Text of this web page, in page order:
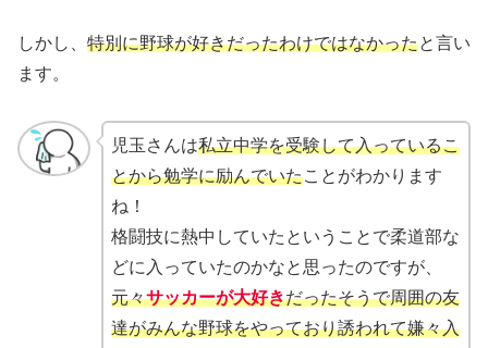
しかし、 特別に野球が好きだったわけではなかったと言い
ます。
児玉さんは私立中学を受験して入っているこ
とから勉学に励んでいたことがわかります
ね！
格闘技に熱中していたということで柔道部な
どに入っていたのかなと思ったのですが、
元々サッカーが大好きだったそうで周囲の友
達がみんな野球をやっており誘われて嫌々入